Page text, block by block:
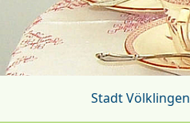
Stadt Völklingen